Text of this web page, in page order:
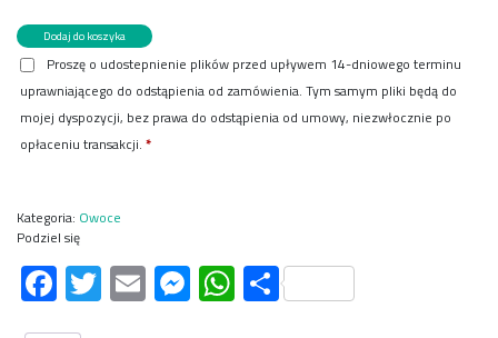
ilość
Sztuka
cięcia
drzew
owocowych
WYDANIE
Dodaj do koszyka
Proszę o udostepnienie plików przed upływem 14-dniowego terminu
uprawniającego do odstąpienia od zamówienia. Tym samym pliki będą do
mojej dyspozycji, bez prawa do odstąpienia od umowy, niezwłocznie po
opłaceniu transakcji. *
Kategoria: Owoce
Podziel się
Facebook
Twitter
EmailMessenger
WhatsApp
Share